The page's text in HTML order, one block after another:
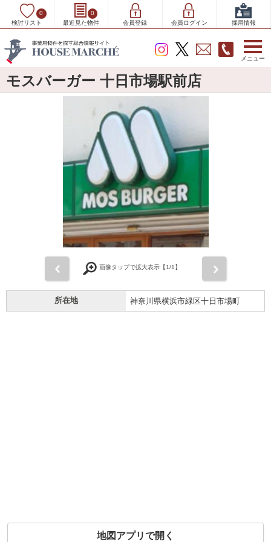
検討リスト
0
最近見た物件
0
会員登録
会員ログイン 採用情報
メニュー
モスバーガー 十日市場駅前店
画像タップで拡大表示【1/1】
所在地 神奈川県横浜市緑区十日市場町
地図アプリで開く